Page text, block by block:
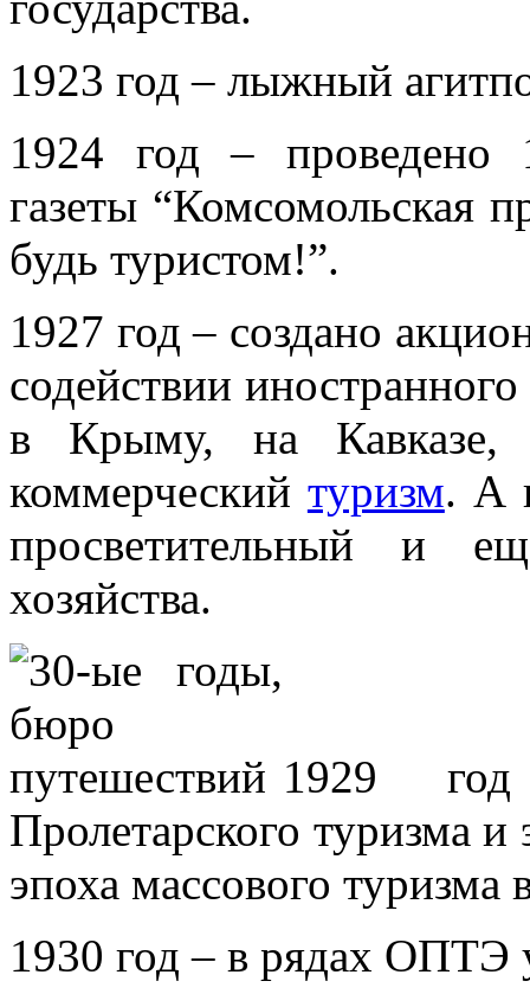
1923 год – лыжный
1924 год – проведено
газеты “Комсомольская
будь туристом!”.
1927 год – создано
содействии
в Крыму, на
коммерческий туризм. А
просветительный и
хозяйства.
1929
Пролетарского туризма
эпоха массового
1930 год – в рядах ОПТЭ